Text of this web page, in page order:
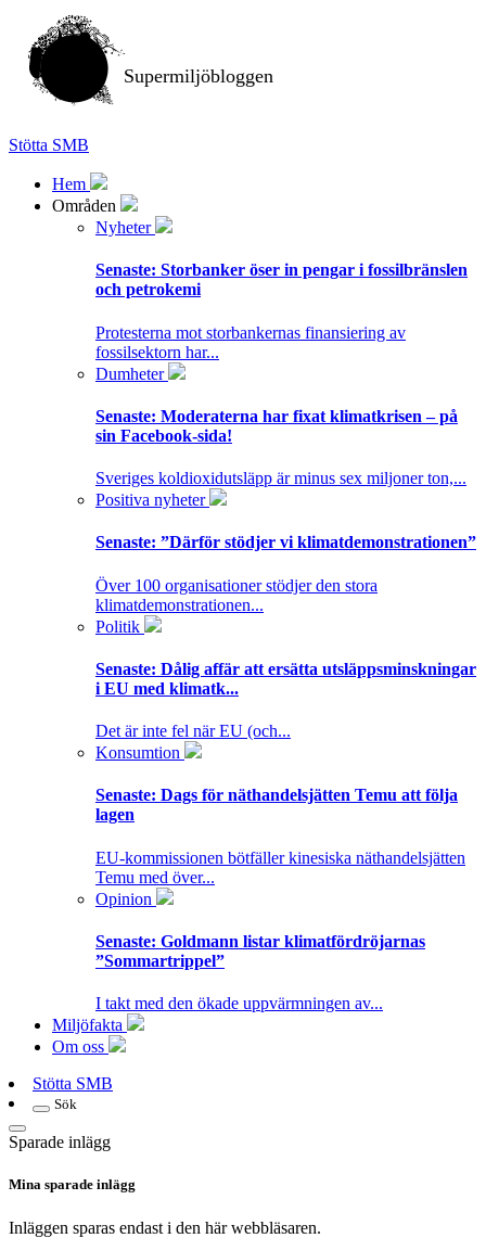
Supermiljöbloggen
Stötta SMB
Hem
Områden
Nyheter
Senaste: Storbanker öser in pengar i fossilbränslen
och petrokemi
Protesterna mot storbankernas finansiering av
fossilsektorn har...
Dumheter
Senaste: Moderaterna har fixat klimatkrisen – på
sin Facebook-sida!
Sveriges koldioxidutsläpp är minus sex miljoner ton,...
Positiva nyheter
Senaste: ”Därför stödjer vi klimatdemonstrationen”
Över 100 organisationer stödjer den stora
klimatdemonstrationen...
Politik
Senaste: Dålig affär att ersätta utsläppsminskningar
i EU med klimatk...
Det är inte fel när EU (och...
Konsumtion
Senaste: Dags för näthandelsjätten Temu att följa
lagen
EU-kommissionen bötfäller kinesiska näthandelsjätten
Temu med över...
Opinion
Senaste: Goldmann listar klimatfördröjarnas
”Sommartrippel”
I takt med den ökade uppvärmningen av...
Miljöfakta
Om oss
Stötta SMB
Sök
Sparade inlägg
Mina sparade inlägg
Inläggen sparas endast i den här webbläsaren.